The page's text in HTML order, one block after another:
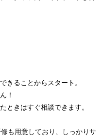
きることからスタート。
！
ときはすぐ相談できます。
も用意しており、しっかりサ